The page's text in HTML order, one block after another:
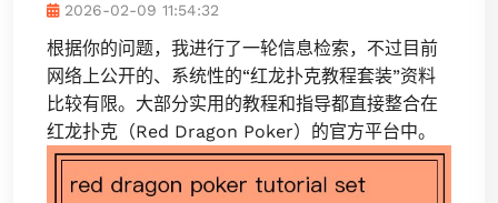
2026-02-09 11:54:32
根据你的问题，我进行了一轮信息检索，不过目前
网络上公开的、系统性的“红龙扑克教程套装”资料
比较有限。大部分实用的教程和指导都直接整合在
红龙扑克（Red Dragon Poker）的官方平台中。